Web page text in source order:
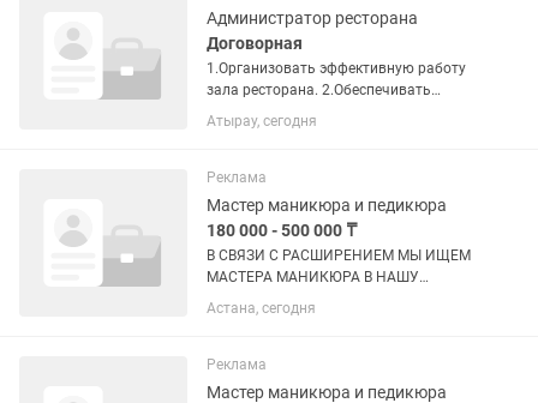
Администратор ресторана
Договорная
1.Организовать эффективную работу
зала ресторана. 2.Обеспечивать
высокий уровень обслуживания
гостей. 3.Встречать гостей, размещать
вопросам меню и...
Атырау, сегодня
Реклама
Мастер маникюра и педикюра
180 000 - 500 000 ₸
В СВЯЗИ С РАСШИРЕНИЕМ МЫ ИЩЕМ
МАСТЕРА МАНИКЮРА В НАШУ
КОМАНДУ! Не ищем руки. Ищем
человека, который хочет расти вместе
работу, а возможность освоить новое...
Астана, сегодня
Реклама
Мастер маникюра и педикюра